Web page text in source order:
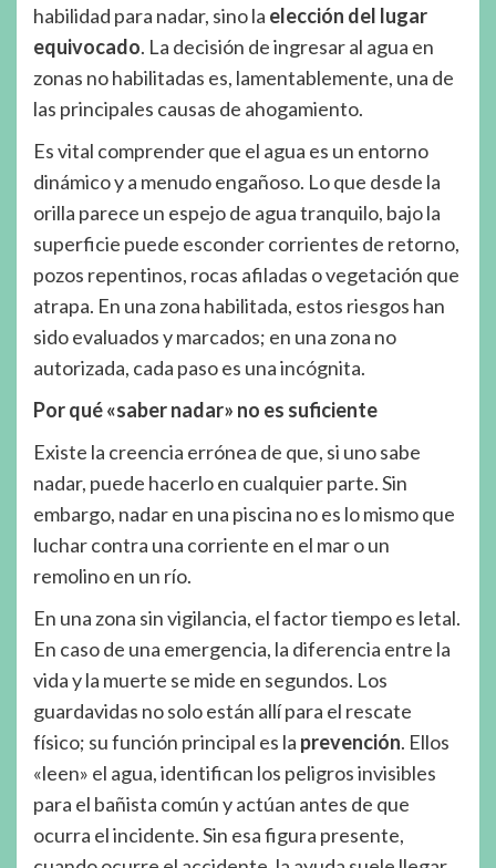
habilidad para nadar, sino la elección del lugar
equivocado. La decisión de ingresar al agua en
zonas no habilitadas es, lamentablemente, una de
las principales causas de ahogamiento.
Es vital comprender que el agua es un entorno
dinámico y a menudo engañoso. Lo que desde la
orilla parece un espejo de agua tranquilo, bajo la
superficie puede esconder corrientes de retorno,
pozos repentinos, rocas afiladas o vegetación que
atrapa. En una zona habilitada, estos riesgos han
sido evaluados y marcados; en una zona no
autorizada, cada paso es una incógnita.
Por qué «saber nadar» no es suficiente
Existe la creencia errónea de que, si uno sabe
nadar, puede hacerlo en cualquier parte. Sin
embargo, nadar en una piscina no es lo mismo que
luchar contra una corriente en el mar o un
remolino en un río.
En una zona sin vigilancia, el factor tiempo es letal.
En caso de una emergencia, la diferencia entre la
vida y la muerte se mide en segundos. Los
guardavidas no solo están allí para el rescate
físico; su función principal es la prevención. Ellos
«leen» el agua, identifican los peligros invisibles
para el bañista común y actúan antes de que
ocurra el incidente. Sin esa figura presente,